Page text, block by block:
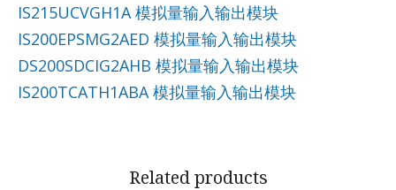
IS215UCVGH1A 模拟量输入输出模块
IS200EPSMG2AED 模拟量输入输出模块
DS200SDCIG2AHB 模拟量输入输出模块
IS200TCATH1ABA 模拟量输入输出模块
Related products